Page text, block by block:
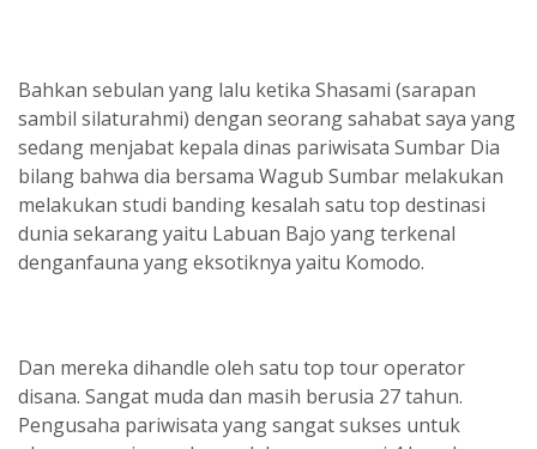
Bahkan sebulan yang lalu ketika Shasami (sarapan
sambil silaturahmi) dengan seorang sahabat saya yang
sedang menjabat kepala dinas pariwisata Sumbar Dia
bilang bahwa dia bersama Wagub Sumbar melakukan
melakukan studi banding kesalah satu top destinasi
dunia sekarang yaitu Labuan Bajo yang terkenal
denganfauna yang eksotiknya yaitu Komodo.
Dan mereka dihandle oleh satu top tour operator
disana. Sangat muda dan masih berusia 27 tahun.
Pengusaha pariwisata yang sangat sukses untuk